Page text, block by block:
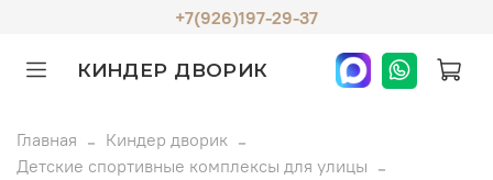
+7(926)197-29-37
КИНДЕР ДВОРИК
Главная
Киндер дворик
Детские спортивные комплексы для улицы